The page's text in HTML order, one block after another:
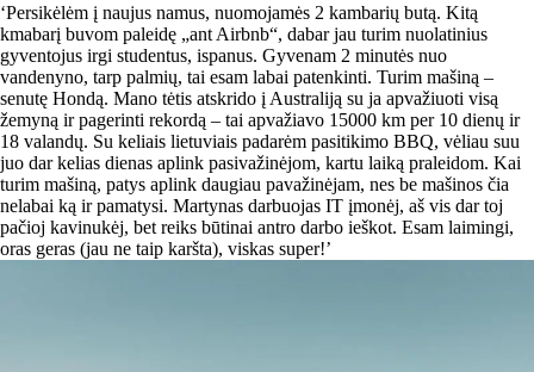
‘Persikėlėm į naujus namus, nuomojamės 2 kambarių butą. Kitą
kmabarį buvom paleidę „ant Airbnb“, dabar jau turim nuolatinius
gyventojus irgi studentus, ispanus. Gyvenam 2 minutės nuo
vandenyno, tarp palmių, tai esam labai patenkinti. Turim mašiną –
senutę Hondą. Mano tėtis atskrido į Australiją su ja apvažiuoti visą
žemyną ir pagerinti rekordą – tai apvažiavo 15000 km per 10 dienų ir
18 valandų. Su keliais lietuviais padarėm pasitikimo BBQ, vėliau suu
juo dar kelias dienas aplink pasivažinėjom, kartu laiką praleidom. Kai
turim mašiną, patys aplink daugiau pavažinėjam, nes be mašinos čia
nelabai ką ir pamatysi. Martynas darbuojas IT įmonėj, aš vis dar toj
pačioj kavinukėj, bet reiks būtinai antro darbo ieškot. Esam laimingi,
oras geras (jau ne taip karšta), viskas super!’